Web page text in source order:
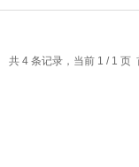
共 4 条记录，当前 1 / 1